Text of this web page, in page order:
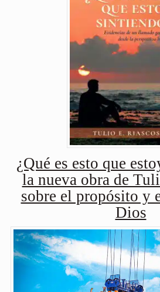
¿Qué es esto que
la nueva obra de
sobre el propósito y
Dios